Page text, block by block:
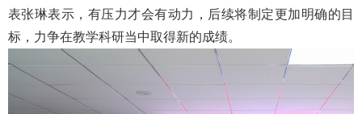
表张琳表示，有压力才会有动力，后续将制定更加明确的目
标，力争在教学科研当中取得新的成绩。